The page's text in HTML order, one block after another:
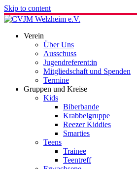
Skip to content
Verein
Über Uns
Ausschuss
Jugendreferent:in
Mitgliedschaft und Spenden
Termine
Gruppen und Kreise
Kids
Biberbande
Krabbelgruppe
Reezer Kiddies
Smarties
Teens
Trainee
Teentreff